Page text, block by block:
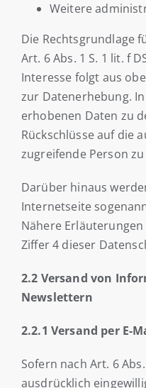
Weitere
Die Rechtsgrundlage
Art. 6 Abs. 1 S. 1 lit. f
Interesse folgt aus
zur Datenerhebung.
erhobenen Daten zu
Rückschlüsse auf die
zugreifende Person
Darüber hinaus
Internetseite
Nähere
Ziffer 4 dieser
2.2 Versand von
Newslettern
2.2.1 Versand per E-
Sofern nach Art. 6
ausdrücklich